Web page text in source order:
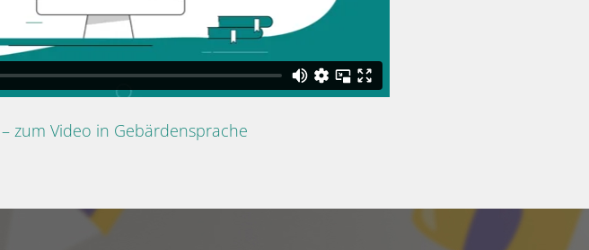
zum Video in Gebärdensprache